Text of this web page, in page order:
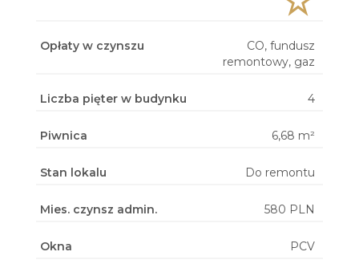
Opłaty w czynszu
CO, fundusz
remontowy, gaz
Liczba pięter w budynku 4
Piwnica 6,68 m²
Stan lokalu Do remontu
Mies. czynsz admin. 580 PLN
Okna PCV